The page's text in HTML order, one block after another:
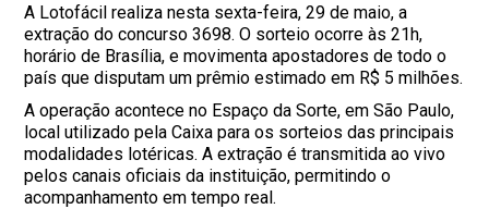
A Lotofácil realiza nesta sexta-feira, 29 de maio, a
extração do concurso 3698. O sorteio ocorre às 21h,
horário de Brasília, e movimenta apostadores de todo o
país que disputam um prêmio estimado em R$ 5 milhões.
A operação acontece no Espaço da Sorte, em São Paulo,
local utilizado pela Caixa para os sorteios das principais
modalidades lotéricas. A extração é transmitida ao vivo
pelos canais oficiais da instituição, permitindo o
acompanhamento em tempo real.